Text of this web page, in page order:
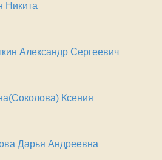
Никита
Александр Сергеевич
Ксения
Дарья Андреевна